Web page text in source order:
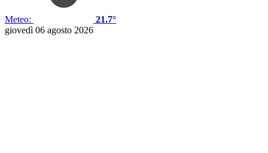
Meteo:
21.7°
giovedì 06 agosto 2026